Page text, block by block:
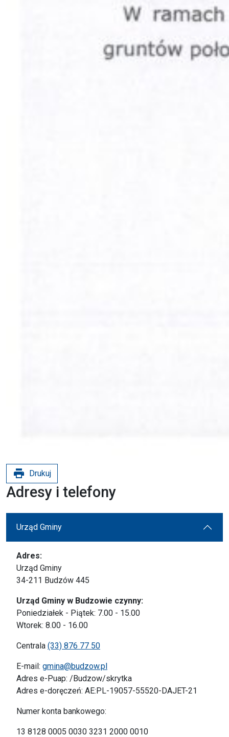
print Drukuj
Adresy i telefony
Urząd Gminy
Adres:
Urząd Gminy
34-211 Budzów 445
Urząd Gminy w Budzowie czynny:
Poniedziałek - Piątek: 7.00 - 15.00
Wtorek: 8.00 - 16.00
Centrala (33) 876 77 50
E-mail: gmina@budzow.pl
Adres e-Puap: /Budzow/skrytka
Adres e-doręczeń: AE:PL-19057-55520-DAJET-21
Numer konta bankowego:
13 8128 0005 0030 3231 2000 0010